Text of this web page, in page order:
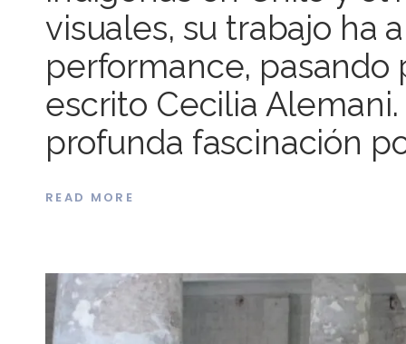
visuales, su trabajo ha
performance, pasando
escrito Cecilia
profunda fascinación
READ MORE